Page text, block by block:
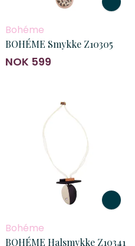
Bohéme
BOHÉME Smykke Z10305
NOK 599
Bohéme
BOHÉME Halsmykke Z10341